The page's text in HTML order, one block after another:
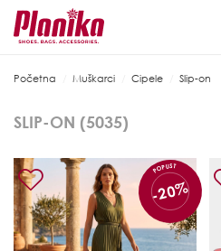
Početna Muškarci Cipele Slip-on
SLIP-ON (5035)
POPUST
-20%